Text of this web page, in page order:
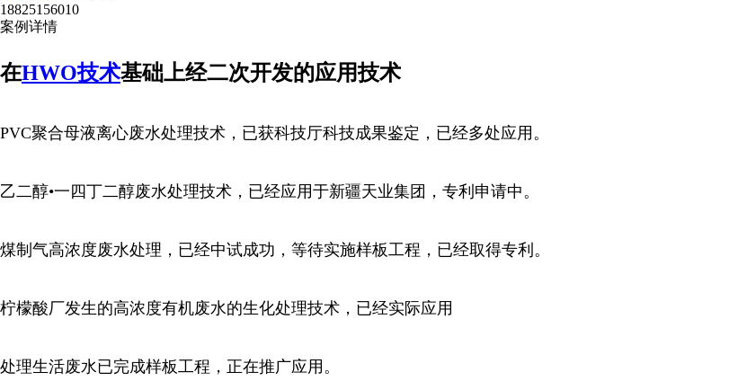
18825156010
案例详情
在HWO技术基础上经二次开发的应用技术
PVC聚合母液离心废水处理技术，已获科技厅科技成果鉴定，已经多处应用。
乙二醇•一四丁二醇废水处理技术，已经应用于新疆天业集团，专利申请中。
煤制气高浓度废水处理，已经中试成功，等待实施样板工程，已经取得专利。
柠檬酸厂发生的高浓度有机废水的生化处理技术，已经实际应用
处理生活废水已完成样板工程，正在推广应用。